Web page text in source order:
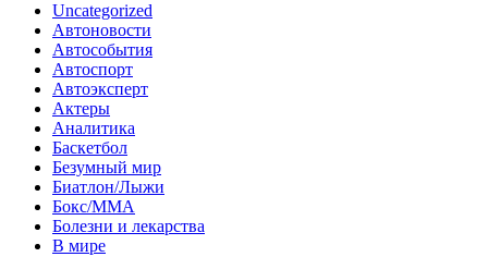
Uncategorized
Автоновости
Автособытия
Автоспорт
Автоэксперт
Актеры
Аналитика
Баскетбол
Безумный мир
Биатлон/Лыжи
Бокс/MMA
Болезни и лекарства
В мире